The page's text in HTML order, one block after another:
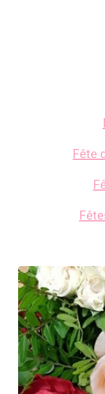
Fête